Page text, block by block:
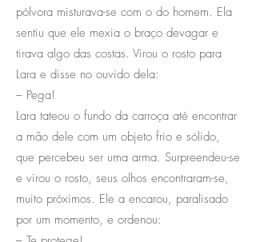
pólvora misturava-se com o do homem. Ela
sentiu que ele mexia o braço devagar e
tirava algo das costas. Virou o rosto para
Lara e disse no ouvido dela:
– Pega!
Lara tateou o fundo da carroça até encontrar
a mão dele com um objeto frio e sólido,
que percebeu ser uma arma. Surpreendeu-se
e virou o rosto, seus olhos encontraram-se,
muito próximos. Ele a encarou, paralisado
por um momento, e ordenou: